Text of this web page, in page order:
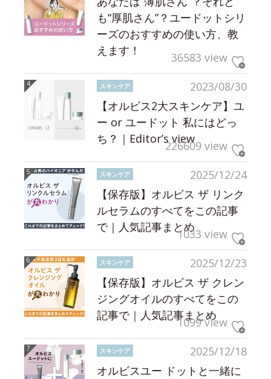
も“厚肌さん”？ユードットシリ
ーズのおすすめの使い方、教
えます！
36583 view
2023/08/30
スキンケア
【オルビス2大スキンケア】ユ
ー or ユードット 私にはどっ
ち？｜Editor’s view226609 view
2025/12/24
スキンケア
【保存版】オルビス ザ リンク
ルセラムのすべてをこの記事
で｜人気記事まとめ1033 view
2025/12/23
スキンケア
【保存版】オルビス ザ クレン
ジングオイルのすべてをこの
記事で｜人気記事まとめ
1099 view
2025/12/18
スキンケア
オルビスユー ドットと一緒に